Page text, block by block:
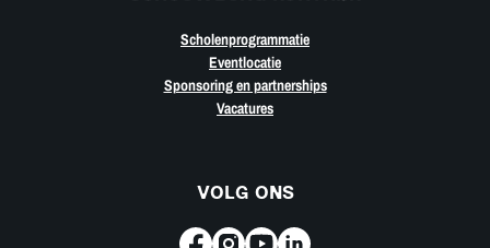
Scholenprogrammatie
Eventlocatie
Sponsoring en partnerships
Vacatures
VOLG ONS